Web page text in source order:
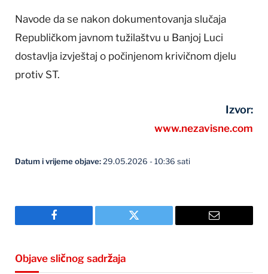
Navode da se nakon dokumentovanja slučaja
Republičkom javnom tužilaštvu u Banjoj Luci
dostavlja izvještaj o počinjenom krivičnom djelu
protiv ST.
Izvor:
www.nezavisne.com
Datum i vrijeme objave: 29.05.2026 - 10:36 sati
Facebook Twitter Email
Objave sličnog sadržaja